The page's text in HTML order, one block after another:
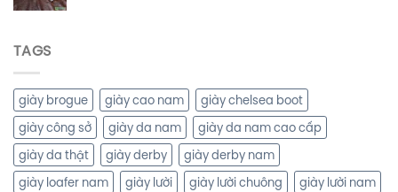
TAGS
giày brogue giày cao nam
giày chelsea boot
giày công sở
giày da nam
giày da nam cao cấp
giày da thật
giày derby
giày derby nam
giày loafer nam
giày lười giày lười chuông
giày lười nam